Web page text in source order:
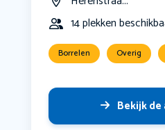
14 plekken
Borrelen Overig
Bekijk